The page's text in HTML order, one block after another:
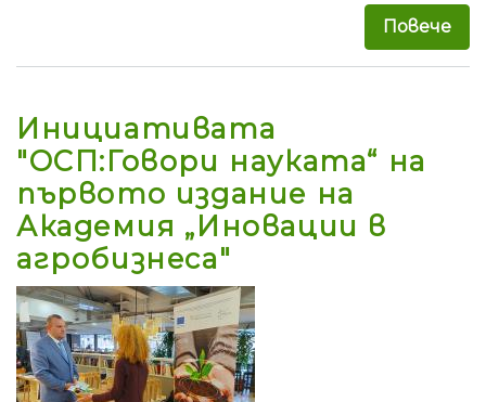
Повече
Инициативата
"ОСП:Говори науката“ на
първото издание на
Академия „Иновации в
агробизнеса"